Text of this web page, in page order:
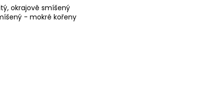
okrajově smíšený
- mokré kořeny